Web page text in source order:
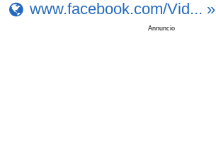
www.facebook.com/Vid... »
Annuncio